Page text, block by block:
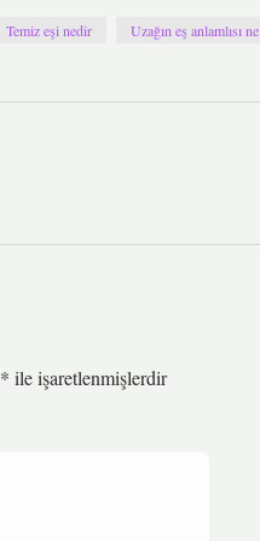
Temiz eşi nedir Uzağın eş anlamlısı ne
* ile işaretlenmişlerdir